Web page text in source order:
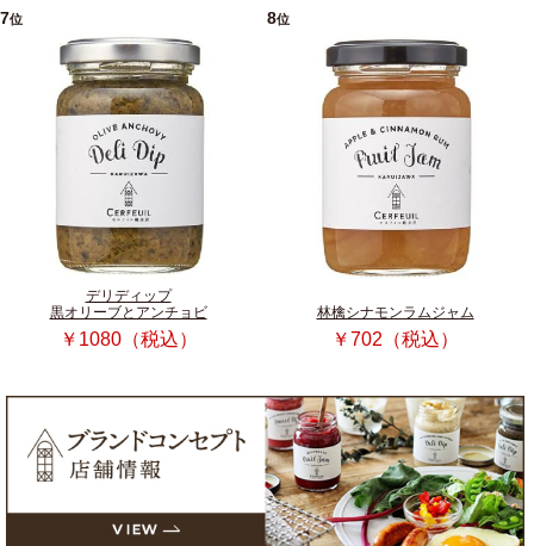
7位
デリディップ
黒オリーブとアンチョビ
￥1080（税込）
8位
林檎シナモンラムジャム
￥702（税込）